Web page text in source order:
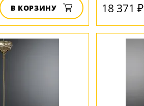
В КОРЗИНУ 18 371 ₽